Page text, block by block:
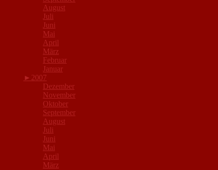
August
Juli
Juni
Mai
April
März
Februar
Januar
► 2007
Dezember
November
Oktober
September
August
Juli
Juni
Mai
April
März